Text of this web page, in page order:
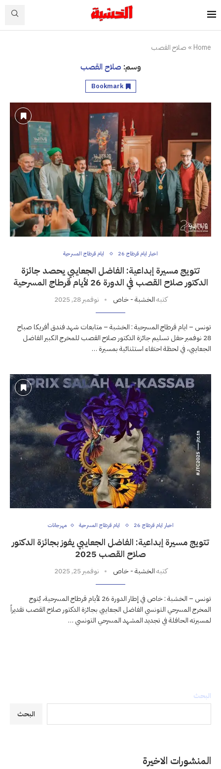
Home
» صلاح القصب
وسم: صلاح القصب
Bookmark
اخبار ايام قرطاج 26 ايام قرطاج المسرحية
تتويج مسيرة إبداعية: الفاضل الجعايبي يحصد جائزة
الدكتور صلاح القصب في الدورة 26 لأيام قرطاج المسرحية
كتبهالخشبة - خاص نوفمبر 28, 2025
تونس – ايام قرطاج المسرحية : الخشبة – متابعات شهد فندق أفريكا صباح
28 نوفمبر حفل تسليم جائزة الدكتور صلاح القصب للمخرج الكبير الفاضل
الجعايبي، في لحظة احتفاء استثنائية بمسيرة …
اخبار ايام قرطاج 26 ايام قرطاج المسرحية مهرجانات
تتويج مسيرة إبداعية: الفاضل الجعايبي يفوز بجائزة الدكتور
صلاح القصب 2025
كتبهالخشبة - خاص نوفمبر 25, 2025
تونس – الخشبة : خاص في إطار الدورة 26 لأيام قرطاج المسرحية، يُتوج
المخرج المسرحي التونسي الفاضل الجعايبي بجائزة الدكتور صلاح القصب تقديراً
لمسيرته الحافلة في تجديد المشهد المسرحي التونسي …
البحث
البحث
المنشورات الاخيرة